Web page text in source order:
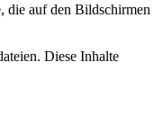
die auf den Bildschirmen
Diese Inhalte